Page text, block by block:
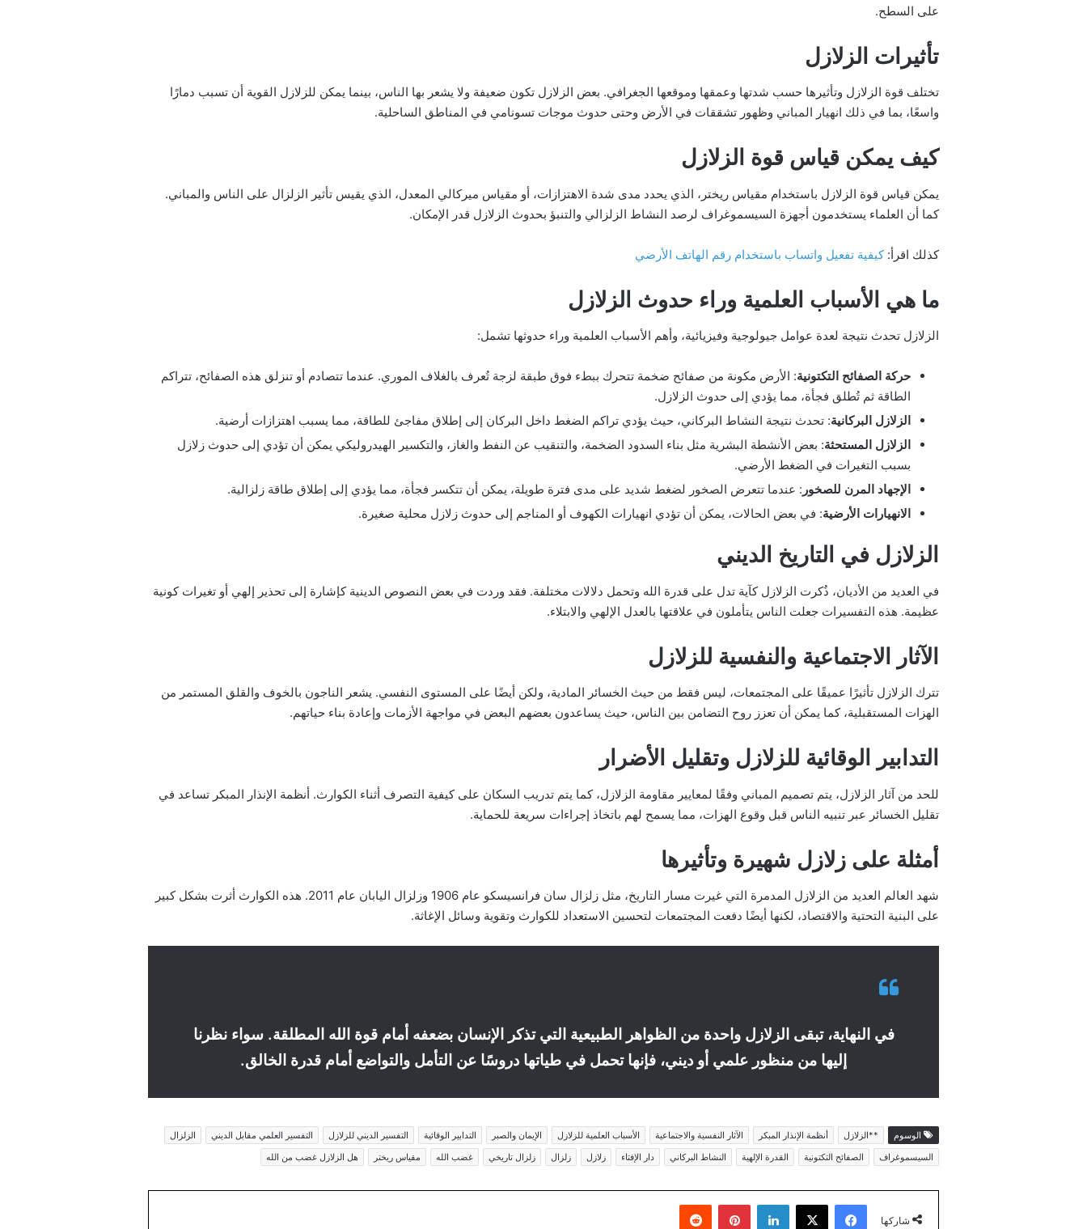
على السطح.
تأثيرات الزلازل
تختلف قوة الزلازل وتأثيرها حسب شدتها وعمقها وموقعها الجغرافي. بعض الزلازل تكون ضعيفة ولا يشعر بها الناس، بينما يمكن للزلازل القوية أن تسبب دمارًا
واسعًا، بما في ذلك انهيار المباني وظهور تشققات في الأرض وحتى حدوث موجات تسونامي في المناطق الساحلية.
كيف يمكن قياس قوة الزلازل
يمكن قياس قوة الزلازل باستخدام مقياس ريختر، الذي يحدد مدى شدة الاهتزازات، أو مقياس ميركالي المعدل، الذي يقيس تأثير الزلزال على الناس والمباني.
كما أن العلماء يستخدمون أجهزة السيسموغراف لرصد النشاط الزلزالي والتنبؤ بحدوث الزلازل قدر الإمكان.
كذلك اقرأ:كيفية تفعيل واتساب باستخدام رقم الهاتف الأرضي
ما هي الأسباب العلمية وراء حدوث الزلازل
الزلازل تحدث نتيجة لعدة عوامل جيولوجية وفيزيائية، وأهم الأسباب العلمية وراء حدوثها تشمل:
حركة الصفائح التكتونية: الأرض مكونة من صفائح ضخمة تتحرك ببطء فوق طبقة لزجة تُعرف بالغلاف الموري. عندما تتصادم أو تنزلق هذه الصفائح، تتراكم
الطاقة ثم تُطلق فجأة، مما يؤدي إلى حدوث الزلازل.
الزلازل البركانية: تحدث نتيجة النشاط البركاني، حيث يؤدي تراكم الضغط داخل البركان إلى إطلاق مفاجئ للطاقة، مما يسبب اهتزازات أرضية.
الزلازل المستحثة: بعض الأنشطة البشرية مثل بناء السدود الضخمة، والتنقيب عن النفط والغاز، والتكسير الهيدروليكي يمكن أن تؤدي إلى حدوث زلازل
بسبب التغيرات في الضغط الأرضي.
الإجهاد المرن للصخور : عندما تتعرض الصخور لضغط شديد على مدى فترة طويلة، يمكن أن تتكسر فجأة، مما يؤدي إلى إطلاق طاقة زلزالية.
الانهيارات الأرضية: في بعض الحالات، يمكن أن تؤدي انهيارات الكهوف أو المناجم إلى حدوث زلازل محلية صغيرة.
الزلازل في التاريخ الديني
في العديد من الأديان، ذُكرت الزلازل كآية تدل على قدرة الله وتحمل دلالات مختلفة. فقد وردت في بعض النصوص الدينية كإشارة إلى تحذير إلهي أو تغيرات كونية
عظيمة. هذه التفسيرات جعلت الناس يتأملون في علاقتها بالعدل الإلهي والابتلاء.
الآثار الاجتماعية والنفسية للزلازل
تترك الزلازل تأثيرًا عميقًا على المجتمعات، ليس فقط من حيث الخسائر المادية، ولكن أيضًا على المستوى النفسي. يشعر الناجون بالخوف والقلق المستمر من
الهزات المستقبلية، كما يمكن أن تعزز روح التضامن بين الناس، حيث يساعدون بعضهم البعض في مواجهة الأزمات وإعادة بناء حياتهم.
التدابير الوقائية للزلازل وتقليل الأضرار
للحد من آثار الزلازل، يتم تصميم المباني وفقًا لمعايير مقاومة الزلازل، كما يتم تدريب السكان على كيفية التصرف أثناء الكوارث. أنظمة الإنذار المبكر تساعد في
تقليل الخسائر عبر تنبيه الناس قبل وقوع الهزات، مما يسمح لهم باتخاذ إجراءات سريعة للحماية.
أمثلة على زلازل شهيرة وتأثيرها
شهد العالم العديد من الزلازل المدمرة التي غيرت مسار التاريخ، مثل زلزال سان فرانسيسكو عام 1906 وزلزال اليابان عام 2011. هذه الكوارث أثرت بشكل كبير
على البنية التحتية والاقتصاد، لكنها أيضًا دفعت المجتمعات لتحسين الاستعداد للكوارث وتقوية وسائل الإغاثة.
في النهاية، تبقى الزلازل واحدة من الظواهر الطبيعية التي تذكر الإنسان بضعفه أمام قوة الله المطلقة. سواء نظرنا
إليها من منظور علمي أو ديني، فإنها تحمل في طياتها دروسًا عن التأمل والتواضع أمام قدرة الخالق.
الوسوم **الزلازل أنظمة الإنذار المبكر الآثار النفسية والاجتماعية الأسباب العلمية للزلازل الإيمان والصبر التدابير الوقائية التفسير الديني للزلازل التفسير العلمي مقابل الديني
الزلزال
السيسموغراف
الصفائح التكتونية القدرة الإلهية النشاط البركاني دار الإفتاء زلازل زلزال زلزال تاريخي غضب الله مقياس ريختر هل الزلازل غضب من الله
شاركها
فيسبوك لينكدإن بينتيريست